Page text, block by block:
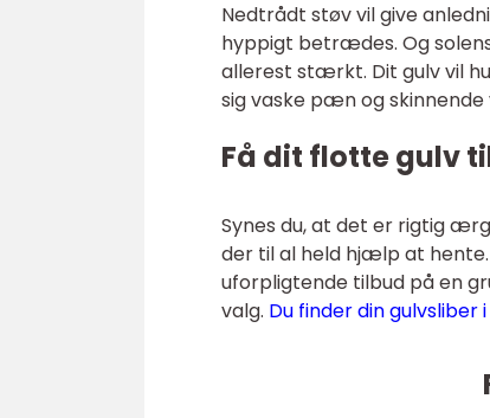
Nedtrådt støv vil give
hyppigt betrædes. Og
allerest stærkt. Dit gulv vil
sig vaske pæn og skinnende
Få dit flotte gulv
Synes du, at det er rigtig
der til al held hjælp at
uforpligtende tilbud på en
valg. Du finder din gulvsliber